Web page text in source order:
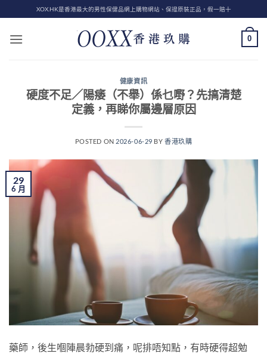
to
content
XOX.HK是香港最大的男性保健品網上購物網站、保證原裝正品，假一賠十
0
健康資訊
硬度不足／陽痿（不舉）係乜嘢？先搞清楚
定義，再睇你屬邊層原因
POSTED ON 2026-06-29 BY香港玖購
29
6 月
藥師，後生嗰陣晨勃硬到痛，呢排唔知點，有時硬得超勉